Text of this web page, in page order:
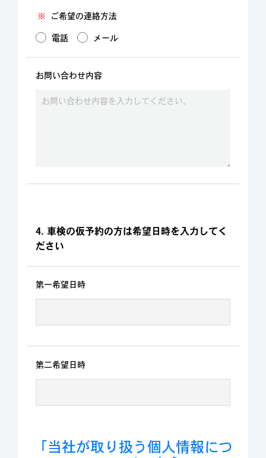
※ ご希望の連絡方法
電話 メール
お問い合わせ内容
4. 車検の仮予約の方は希望日時を入力してく
ださい
第一希望日時
第二希望日時
「当社が取り扱う個人情報につ